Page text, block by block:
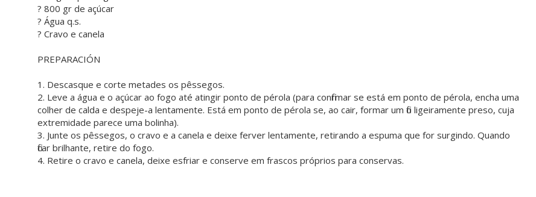
? 800 gr de açúcar
? Água q.s.
? Cravo e canela
PREPARACIÓN
1. Descasque e corte metades os pêssegos.
2. Leve a água e o açúcar ao fogo até atingir ponto de pérola (para confirmar se está em ponto de pérola, encha uma
colher de calda e despeje-a lentamente. Está em ponto de pérola se, ao cair, formar um fio ligeiramente preso, cuja
extremidade parece uma bolinha).
3. Junte os pêssegos, o cravo e a canela e deixe ferver lentamente, retirando a espuma que for surgindo. Quando
ficar brilhante, retire do fogo.
4. Retire o cravo e canela, deixe esfriar e conserve em frascos próprios para conservas.